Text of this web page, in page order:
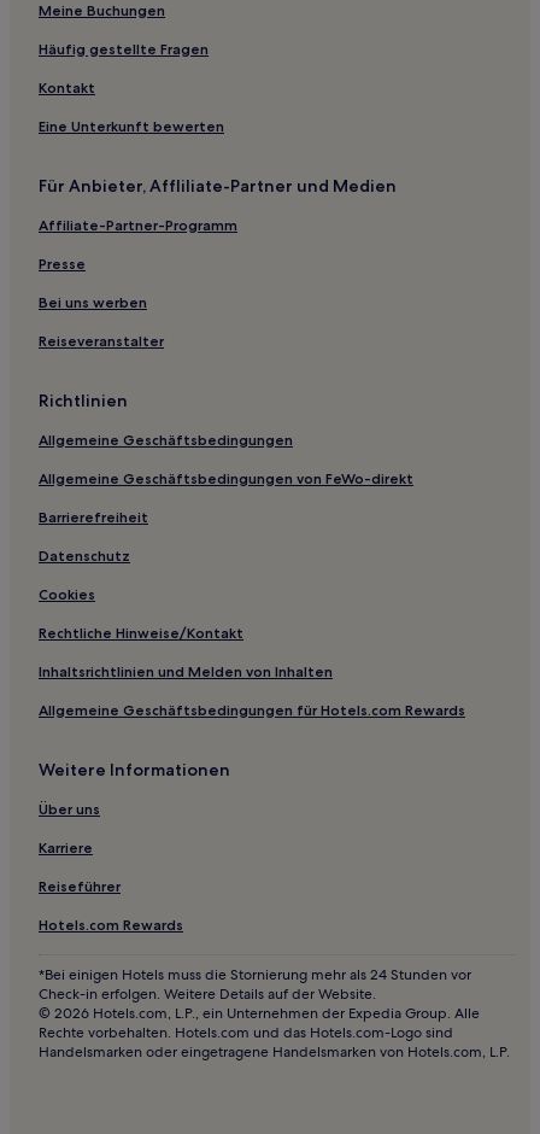
Hotels nahe Station Tamatsukuri
Hotels nahe Station Tennoji-ekimae
Ikuno: Hotels
Hotels nahe Station Sakurajima
Hotels nahe Bahnhof Nanba
Daikoku: Hotels
Gasthäuser in Ikuno
Hostels in Kita
Aparthotels in Osaka
Gasthäuser in Osaka
Gasthäuser in Minami
Günstige in Suminoe
Hotels mit inbegriffenem Frühstück in Osaka
Familien in Osaka
Lgbtqia-Freundliche in Osaka
Günstige in Sennichimae
Lgbtqia-Freundliche in Minami
Günstige in Ikuno
Hotels mit Parkplatz in Präfektur Osaka
Business in Präfektur Osaka
Günstige in Daikoku
Günstige nahe Amerikamura
Familien nahe Amerikamura
Lgbtqia-Freundliche in Yodogawa
3-Sterne-Hotels in Amerikamura
4-Sterne-Hotels in Amerikamura
Meine Buchungen
Häufig gestellte Fragen
Kontakt
Eine Unterkunft bewerten
Für Anbieter, Affliliate-Partner und Medien
Affiliate-Partner-Programm
Presse
Bei uns werben
Reiseveranstalter
Richtlinien
Allgemeine Geschäftsbedingungen
Allgemeine Geschäftsbedingungen von FeWo-direkt
Barrierefreiheit
Datenschutz
Cookies
Rechtliche Hinweise/Kontakt
Inhaltsrichtlinien und Melden von Inhalten
Allgemeine Geschäftsbedingungen für Hotels.com Rewards
Weitere Informationen
Über uns
Karriere
Reiseführer
Hotels.com Rewards
*Bei einigen Hotels muss die Stornierung mehr als 24 Stunden vor
Check-in erfolgen. Weitere Details auf der Website.
© 2026 Hotels.com, L.P., ein Unternehmen der Expedia Group. Alle
Rechte vorbehalten. Hotels.com und das Hotels.com-Logo sind
Handelsmarken oder eingetragene Handelsmarken von Hotels.com, L.P.